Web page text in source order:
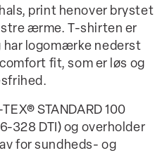
print henover brystet
ærme. T-shirten er
har logomærke nederst
fit, som er løs og
STANDARD 100
328 DTI) og overholder
for sundheds- og